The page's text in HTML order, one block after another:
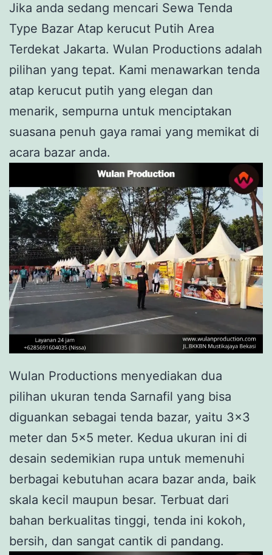
Jika anda sedang mencari Sewa Tenda
Type Bazar Atap kerucut Putih Area
Terdekat Jakarta. Wulan Productions adalah
pilihan yang tepat. Kami menawarkan tenda
atap kerucut putih yang elegan dan
menarik, sempurna untuk menciptakan
suasana penuh gaya ramai yang memikat di
acara bazar anda.
Wulan Productions menyediakan dua
pilihan ukuran tenda Sarnafil yang bisa
diguankan sebagai tenda bazar, yaitu 3×3
meter dan 5×5 meter. Kedua ukuran ini di
desain sedemikian rupa untuk memenuhi
berbagai kebutuhan acara bazar anda, baik
skala kecil maupun besar. Terbuat dari
bahan berkualitas tinggi, tenda ini kokoh,
bersih, dan sangat cantik di pandang.